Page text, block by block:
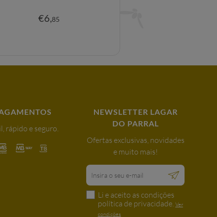
€6,85
rápido e seguro.
NEWSLETTER LAGAR
DO PARRAL
Ofertas exclusivas, novidades
e muito mais!
Li e aceito as condições
política de privacidade. Ver
condições